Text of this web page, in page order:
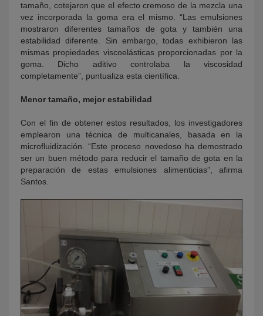
tamaño, cotejaron que el efecto cremoso de la mezcla una
vez incorporada la goma era el mismo. “Las emulsiones
mostraron diferentes tamaños de gota y también una
estabilidad diferente. Sin embargo, todas exhibieron las
mismas propiedades viscoelásticas proporcionadas por la
goma. Dicho aditivo controlaba la viscosidad
completamente”, puntualiza esta científica.
Menor tamaño, mejor estabilidad
Con el fin de obtener estos resultados, los investigadores
emplearon una técnica de multicanales, basada en la
microfluidización. “Este proceso novedoso ha demostrado
ser un buen método para reducir el tamaño de gota en la
preparación de estas emulsiones alimenticias”, afirma
Santos.